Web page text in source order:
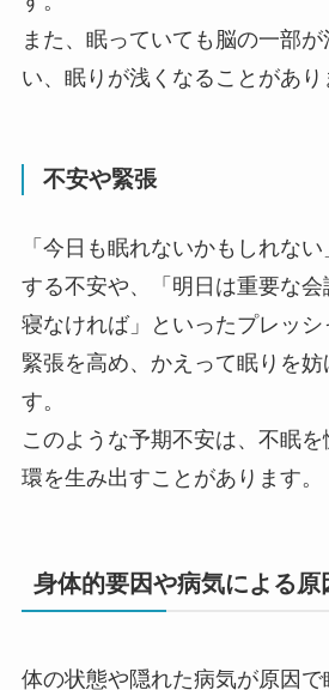
また、眠っていても脳の一部
い、眠りが浅くなることがあり
不安や緊張
「今日も眠れないかもしれな
する不安や、「明日は重要な会
寝なければ」といったプレッ
緊張を高め、かえって眠りを妨
す。
このような予期不安は、不眠
環を生み出すことがあります。
身体的要因や病気による原
体の状態や隠れた病気が原因で